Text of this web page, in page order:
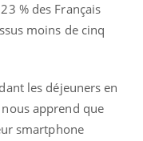
% des Français
moins de cinq
les déjeuners en
apprend que
smartphone